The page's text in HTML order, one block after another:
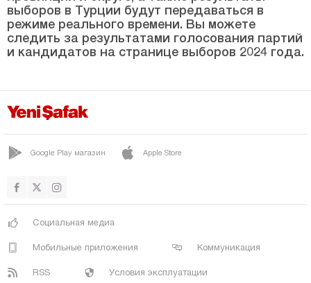
Самсун
Шанлыурфа
Синоп
Шырнак
Токат
выборов в Турции будут передаваться в
режиме реального времени. Вы можете
следить за результатами голосования партий
и кандидатов на странице выборов 2024 года.
Google Play магазин Apple Store
Социальная медиа
Мобильные приложения Коммуникация
RSS Условия эксплуатации